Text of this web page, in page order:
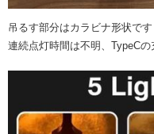
吊るす部分はカラビナ形状です
連続点灯時間は不明、TypeC